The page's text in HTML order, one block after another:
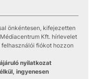
önkéntesen, kifejezetten
Kft. hírlevelet
fiókot hozzon
nyilatkozat
ingyenesen